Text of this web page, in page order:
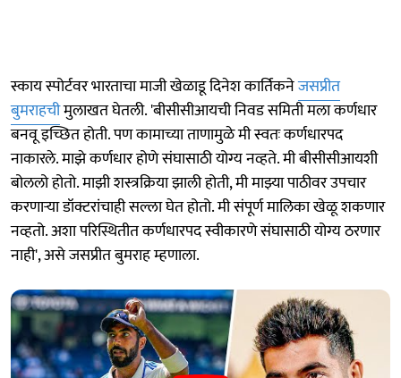
स्काय स्पोर्टवर भारताचा माजी खेळाडू दिनेश कार्तिकनेजसप्रीत
बुमराहचीमुलाखत घेतली. 'बीसीसीआयची निवड समिती मला कर्णधार
बनवू इच्छित होती. पण कामाच्या ताणामुळे मी स्वतः कर्णधारपद
नाकारले. माझे कर्णधार होणे संघासाठी योग्य नव्हते. मी बीसीसीआयशी
बोललो होतो. माझी शस्त्रक्रिया झाली होती, मी माझ्या पाठीवर उपचार
करणाऱ्या डॉक्टरांचाही सल्ला घेत होतो. मी संपूर्ण मालिका खेळू शकणार
नव्हतो. अशा परिस्थितीत कर्णधारपद स्वीकारणे संघासाठी योग्य ठरणार
नाही', असे जसप्रीत बुमराह म्हणाला.